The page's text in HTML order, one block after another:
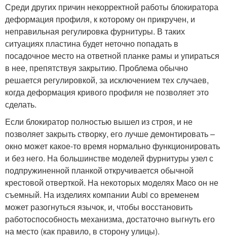
Среди других причин некорректной работы блокиратора
деформация профиля, к которому он прикручен, и
неправильная регулировка фурнитуры. В таких
ситуациях пластина будет неточно попадать в
посадочное место на ответной планке рамы и упираться
в нее, препятствуя закрытию. Проблема обычно
решается регулировкой, за исключением тех случаев,
когда деформация кривого профиля не позволяет это
сделать.
Если блокиратор полностью вышел из строя, и не
позволяет закрыть створку, его лучше демонтировать –
окно может какое-то время нормально функционировать
и без него. На большинстве моделей фурнитуры узел с
подпружиненной планкой откручивается обычной
крестовой отверткой. На некоторых моделях Maco он не
съемный. На изделиях компании Aubi со временем
может разогнуться язычок, и, чтобы восстановить
работоспособность механизма, достаточно выгнуть его
на место (как правило, в сторону улицы).